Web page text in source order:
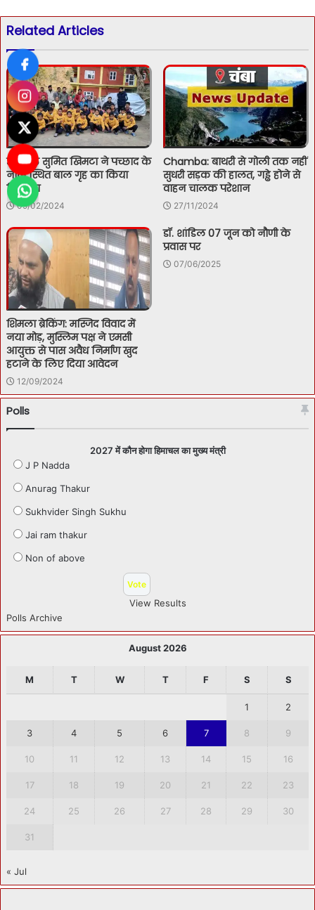
Related Articles
उपायुक्त सुमित खिमटा ने पच्छाद के
नाल स्थित बाल गृह का किया
निरीक्षण
09/02/2024
Chamba: बाथरी से गोली तक नहीं
सुधरी सड़क की हालत, गड्ढे होने से
वाहन चालक परेशान
27/11/2024
शिमला ब्रेकिंग: मस्जिद विवाद में
नया मोड़, मुस्लिम पक्ष ने एमसी
आयुक्त से पास अवैध निर्माण खुद
हटाने के लिए दिया आवेदन
12/09/2024
डॉ. शांडिल 07 जून को नौणी के
प्रवास पर
07/06/2025
Polls
2027 में कौन होगा हिमाचल का मुख्य मंत्री
J P Nadda
Anurag Thakur
Sukhvider Singh Sukhu
Jai ram thakur
Non of above
View Results
Polls Archive
August 2026
M T W T F S S
1 2
3 4 5 6 7 8 9
10 11 12 13 14 15 16
17 18 19 20 21 22 23
24 25 26 27 28 29 30
31
« Jul